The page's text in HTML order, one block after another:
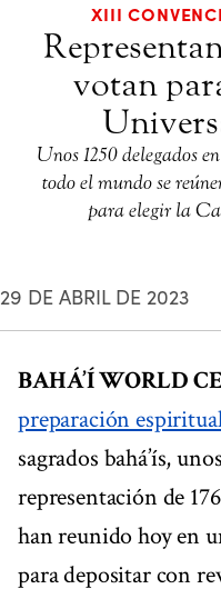
XIII
votan
Unos 1250 delegados
todo el mundo se
para elegir la
29 DE ABRIL DE 2023
BAHÁ’Í WORLD
preparación
sagrados bahá’ís,
representación de
han reunido hoy en
para depositar con